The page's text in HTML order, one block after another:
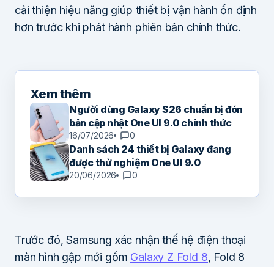
cải thiện hiệu năng giúp thiết bị vận hành ổn định
hơn trước khi phát hành phiên bản chính thức.
Xem thêm
Người dùng Galaxy S26 chuẩn bị đón
bản cập nhật One UI 9.0 chính thức
16/07/2026 0
Danh sách 24 thiết bị Galaxy đang
được thử nghiệm One UI 9.0
20/06/2026 0
Trước đó, Samsung xác nhận thế hệ điện thoại
màn hình gập mới gồm Galaxy Z Fold 8, Fold 8